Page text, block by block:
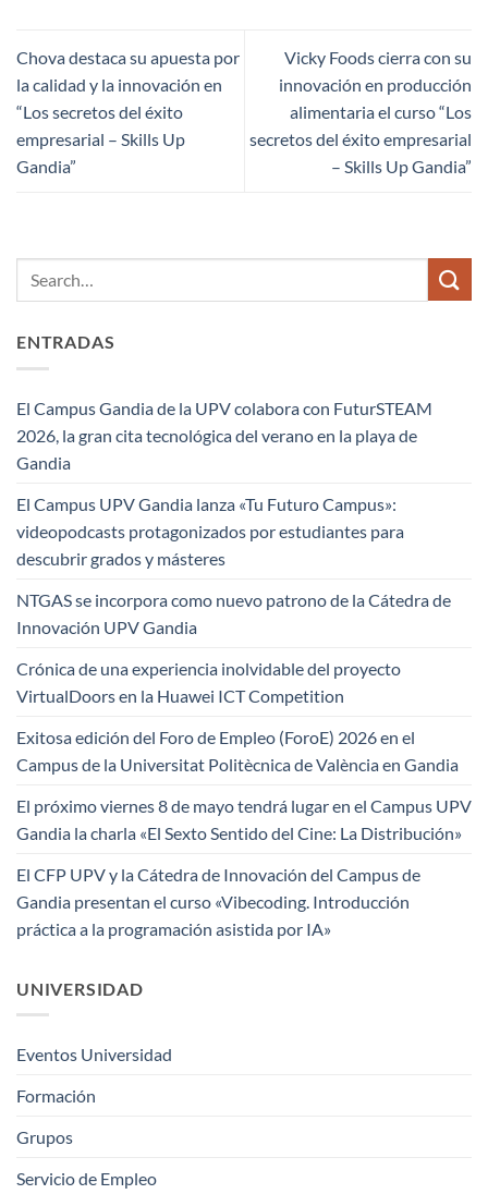
Chova destaca su apuesta por
la calidad y la innovación en
“Los secretos del éxito
empresarial – Skills Up
Gandia”
Vicky Foods cierra con su
innovación en producción
alimentaria el curso “Los
secretos del éxito empresarial
– Skills Up Gandia”
ENTRADAS
El Campus Gandia de la UPV colabora con FuturSTEAM
2026, la gran cita tecnológica del verano en la playa de
Gandia
El Campus UPV Gandia lanza «Tu Futuro Campus»:
videopodcasts protagonizados por estudiantes para
descubrir grados y másteres
NTGAS se incorpora como nuevo patrono de la Cátedra de
Innovación UPV Gandia
Crónica de una experiencia inolvidable del proyecto
VirtualDoors en la Huawei ICT Competition
Exitosa edición del Foro de Empleo (ForoE) 2026 en el
Campus de la Universitat Politècnica de València en Gandia
El próximo viernes 8 de mayo tendrá lugar en el Campus UPV
Gandia la charla «El Sexto Sentido del Cine: La Distribución»
El CFP UPV y la Cátedra de Innovación del Campus de
Gandia presentan el curso «Vibecoding. Introducción
práctica a la programación asistida por IA»
UNIVERSIDAD
Eventos Universidad
Formación
Grupos
Servicio de Empleo